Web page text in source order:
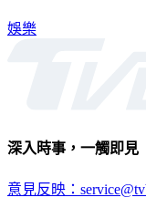
娛樂
深入時事，一觸即見
意見反映：